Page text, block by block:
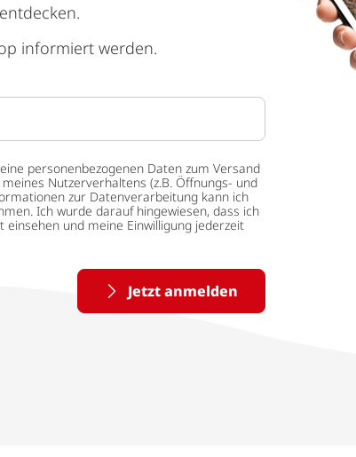
informiert werden.
personenbezogenen Daten zum Versand
Nutzerverhaltens (z.B. Öffnungs- und
zur Datenverarbeitung kann ich
Ich wurde darauf hingewiesen, dass ich
und meine Einwilligung jederzeit
Jetzt anmelden